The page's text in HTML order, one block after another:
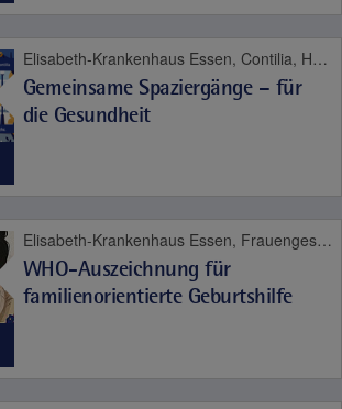
Elisabeth-Krankenhaus Essen, Contilia, Herz und Gefäße
Gemeinsame Spaziergänge – für
die Gesundheit
Elisabeth-Krankenhaus Essen, Frauengesundheit, Geburt, Kinder- und Jugendmedizin
WHO-Auszeichnung für
familienorientierte Geburtshilfe